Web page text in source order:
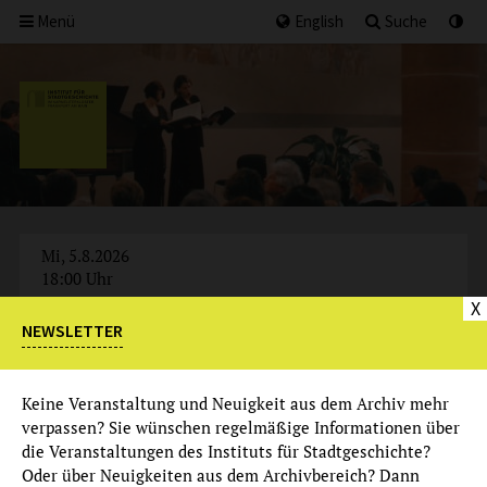
Menü English Suche
Mi, 5.8.2026
18:00 Uhr
X
NEWSLETTER
Keine Veranstaltung und Neuigkeit aus dem Archiv mehr
verpassen? Sie wünschen regelmäßige Informationen über
die Veranstaltungen des Instituts für Stadtgeschichte?
Oder über Neuigkeiten aus dem Archivbereich? Dann